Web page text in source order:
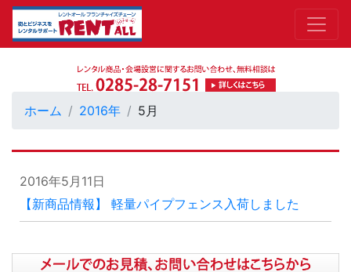
ホーム 2016年 5月
2016年5月11日
【新商品情報】 軽量パイプフェンス入荷しました